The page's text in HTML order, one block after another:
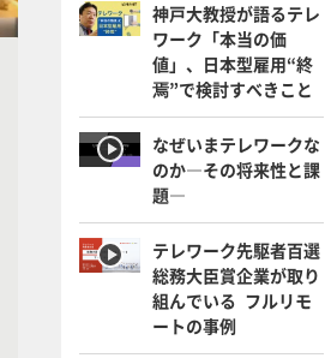
神戸大教授が語るテレ
ワーク「本当の価
値」、日本型雇用“終
焉”で検討すべきこと
なぜいまテレワークな
のか―その将来性と課
題―
テレワーク先駆者百選
総務大臣賞企業が取り
組んでいる フルリモ
ートの事例